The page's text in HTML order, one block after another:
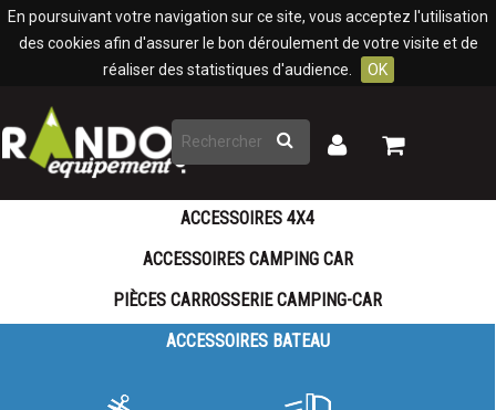
En poursuivant votre navigation sur ce site, vous acceptez l'utilisation
des cookies afin d'assurer le bon déroulement de votre visite et de
réaliser des statistiques d'audience.
OK
Rechercher
Mon
Mon
ACCESSOIRES 4X4
ACCESSOIRES CAMPING CAR
PIÈCES CARROSSERIE CAMPING-CAR
ACCESSOIRES BATEAU
Panneau de gestion des cookies